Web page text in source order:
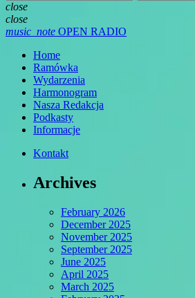
close
close
music_note OPEN RADIO
Home
Ramówka
Wydarzenia
Harmonogram
Nasza Redakcja
Podkasty
Informacje
Kontakt
Archives
February 2026
December 2025
November 2025
September 2025
June 2025
April 2025
March 2025